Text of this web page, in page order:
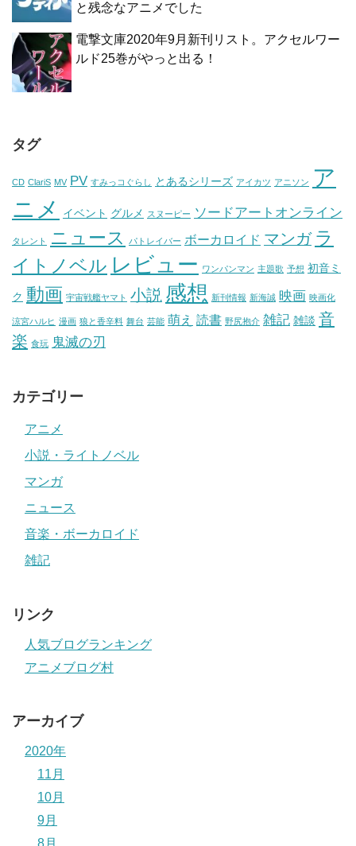
と残念なアニメでした
電撃文庫2020年9月新刊リスト。アクセルワー
ルド25巻がやっと出る！
タグ
CD ClariS MV PV すみっコぐらし とあるシリーズ アイカツ アニソン
ア
ニメ
イベント グルメ スヌーピー ソードアートオンライン
タレント ニュース パトレイバー ボーカロイド マンガ ラ
イトノベル レビュー ワンパンマン 主題歌 予想 初音ミ
ク 動画 宇宙戦艦ヤマト 小説 感想 新刊情報 新海誠 映画 映画化
涼宮ハルヒ 漫画 狼と香辛料 舞台 芸能 萌え 読書 野尻抱介 雑記 雑談 音
楽 食玩 鬼滅の刃
カテゴリー
アニメ
小説・ライトノベル
マンガ
ニュース
音楽・ボーカロイド
雑記
リンク
人気ブログランキング
アニメブログ村
アーカイブ
2020年
11月
10月
9月